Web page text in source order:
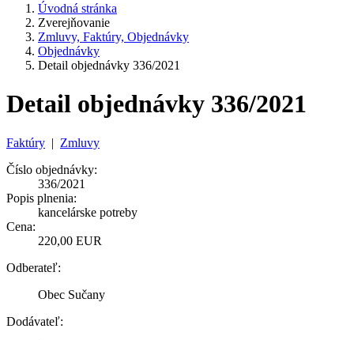
Úvodná stránka
Zverejňovanie
Zmluvy, Faktúry, Objednávky
Objednávky
Detail objednávky 336/2021
Detail objednávky 336/2021
Faktúry | Zmluvy
Číslo objednávky:
336/2021
Popis plnenia:
kancelárske potreby
Cena:
220,00 EUR
Odberateľ:
Obec Sučany
Dodávateľ: